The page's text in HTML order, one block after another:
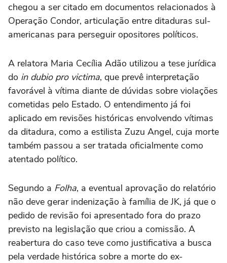
chegou a ser citado em documentos relacionados à
Operação Condor, articulação entre ditaduras sul-
americanas para perseguir opositores políticos.
A relatora Maria Cecília Adão utilizou a tese jurídica
do in dubio pro victima, que prevê interpretação
favorável à vítima diante de dúvidas sobre violações
cometidas pelo Estado. O entendimento já foi
aplicado em revisões históricas envolvendo vítimas
da ditadura, como a estilista Zuzu Angel, cuja morte
também passou a ser tratada oficialmente como
atentado político.
Segundo a Folha, a eventual aprovação do relatório
não deve gerar indenização à família de JK, já que o
pedido de revisão foi apresentado fora do prazo
previsto na legislação que criou a comissão. A
reabertura do caso teve como justificativa a busca
pela verdade histórica sobre a morte do ex-